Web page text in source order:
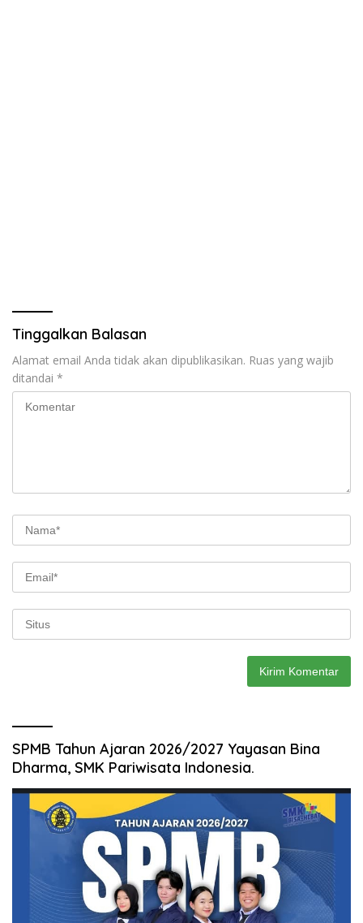
Tinggalkan Balasan
Alamat email Anda tidak akan dipublikasikan. Ruas yang wajib
ditandai *
SPMB Tahun Ajaran 2026/2027 Yayasan Bina
Dharma, SMK Pariwisata Indonesia.